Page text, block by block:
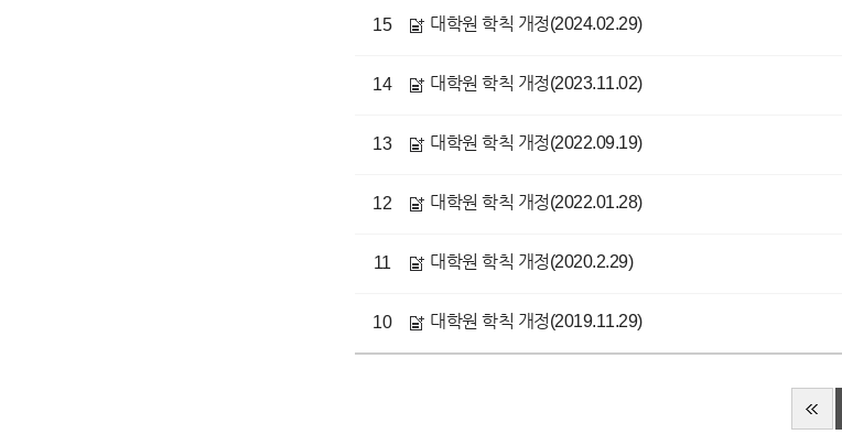
15 대학원 학칙 개정(2024.02.29)
14 대학원 학칙 개정(2023.11.02)
13 대학원 학칙 개정(2022.09.19)
12 대학원 학칙 개정(2022.01.28)
11 대학원 학칙 개정(2020.2.29)
10 대학원 학칙 개정(2019.11.29)